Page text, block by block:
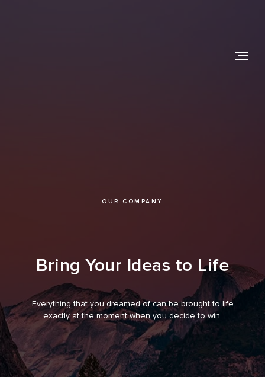
OUR COMPANY
Bring Your Ideas to Life
Everything that you dreamed of can be brought to life
exactly at the moment when you decide to win.